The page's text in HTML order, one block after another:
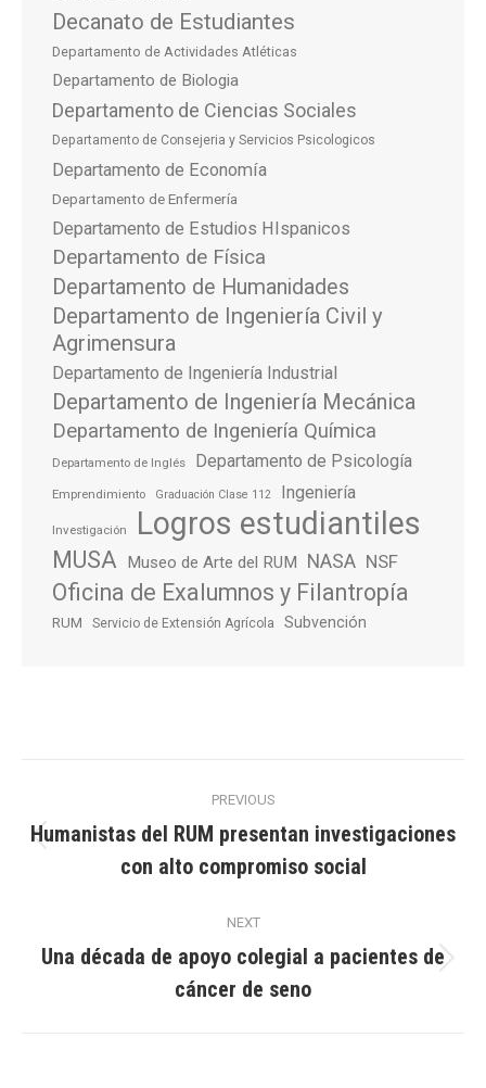
Decanato de Estudiantes
Departamento de Actividades Atléticas
Departamento de Biologia
Departamento de Ciencias Sociales
Departamento de Consejeria y Servicios Psicologicos
Departamento de Economía
Departamento de Enfermería
Departamento de Estudios HIspanicos
Departamento de Física
Departamento de Humanidades
Departamento de Ingeniería Civil y
Agrimensura
Departamento de Ingeniería Industrial
Departamento de Ingeniería Mecánica
Departamento de Ingeniería Química
Departamento de Inglés Departamento de Psicología
Emprendimiento Graduación Clase 112 Ingeniería
Investigación Logros estudiantiles
MUSA Museo de Arte del RUM NASA NSF
Oficina de Exalumnos y Filantropía
RUM Servicio de Extensión Agrícola Subvención
navigation
PREVIOUS
Previous
post:
Humanistas del RUM presentan investigaciones
con alto compromiso social
NEXT
Next
post:
Una década de apoyo colegial a pacientes de
cáncer de seno